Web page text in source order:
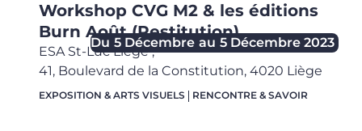
Workshop CVG M2 & les éditions
Burn Août (Restitution)
Du 5 Décembre au 5 Décembre 2023
ESA St-Luc Liège,
41, Boulevard de la Constitution, 4020 Liège
EXPOSITION & ARTS VISUELS RENCONTRE & SAVOIR